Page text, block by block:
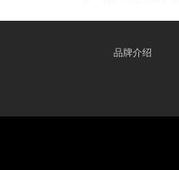
品牌介绍